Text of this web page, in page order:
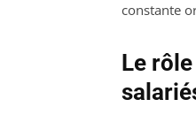
constante
Le